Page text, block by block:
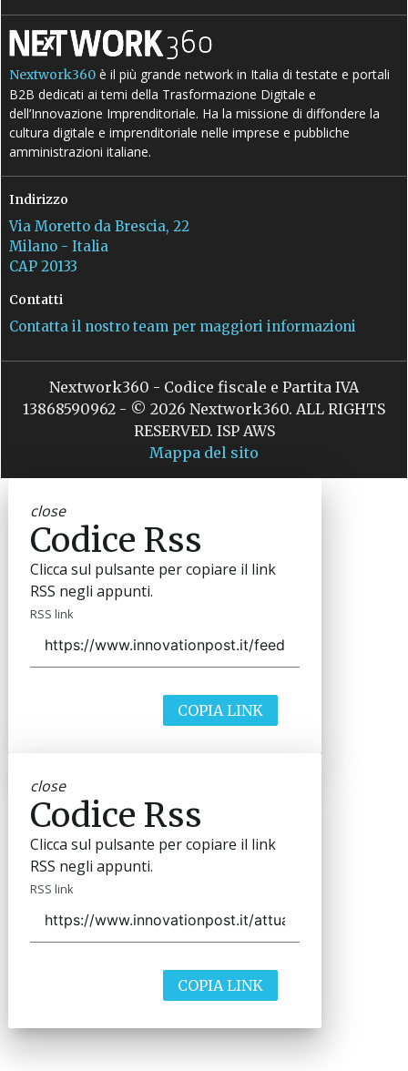
Nextwork360 è il più grande network in Italia di testate e portali
B2B dedicati ai temi della Trasformazione Digitale e
dell’Innovazione Imprenditoriale. Ha la missione di diffondere la
cultura digitale e imprenditoriale nelle imprese e pubbliche
amministrazioni italiane.
Indirizzo
Via Moretto da Brescia, 22
Milano - Italia
CAP 20133
Contatti
Contatta il nostro team per maggiori informazioni
Nextwork360 - Codice fiscale e Partita IVA
13868590962 - © 2026 Nextwork360. ALL RIGHTS
RESERVED. ISP AWS
Mappa del sito
close
Codice Rss
Clicca sul pulsante per copiare il link
RSS negli appunti.
RSS link
COPIA LINK
close
Codice Rss
Clicca sul pulsante per copiare il link
RSS negli appunti.
RSS link
COPIA LINK